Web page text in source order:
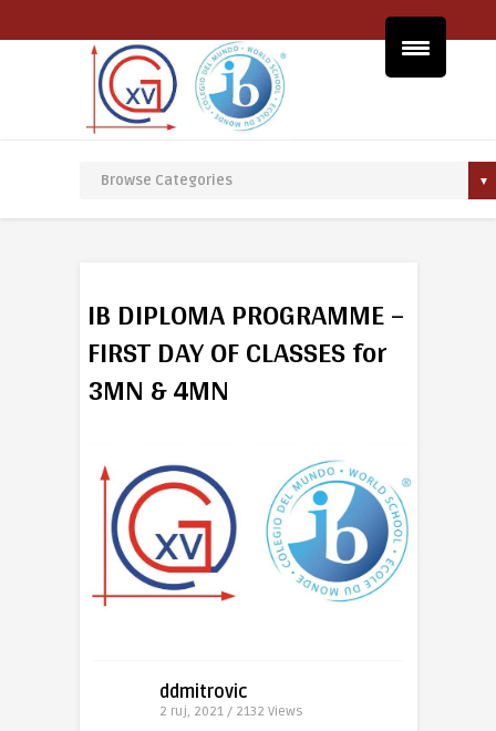
IB DIPLOMA PROGRAMME –
FIRST DAY OF CLASSES for
3MN & 4MN
ddmitrovic
2 ruj, 2021 / 2132 Views